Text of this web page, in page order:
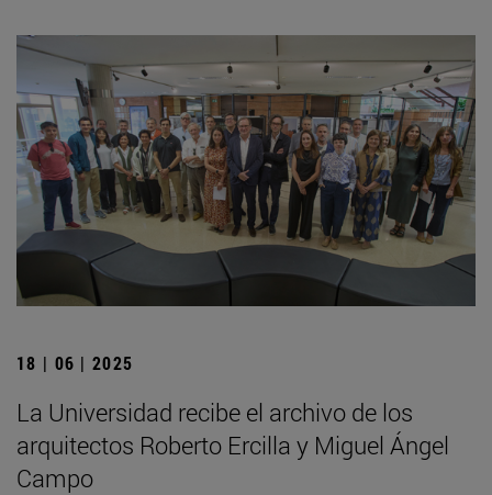
18 | 06 | 2025
La Universidad recibe el archivo de los
arquitectos Roberto Ercilla y Miguel Ángel
Campo